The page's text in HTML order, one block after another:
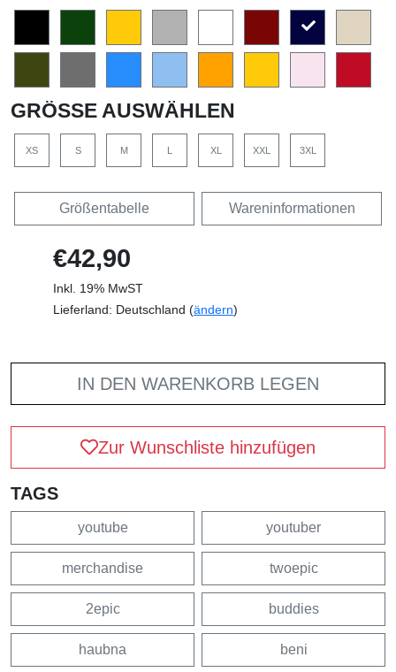
GRÖSSE AUSWÄHLEN
XS S M L XL XXL 3XL
Größentabelle Wareninformationen
€42,90
Inkl. 19% MwST
Lieferland: Deutschland (ändern)
IN DEN WARENKORB LEGEN
Zur Wunschliste hinzufügen
TAGS
youtube youtuber
merchandise twoepic
2epic buddies
haubna beni